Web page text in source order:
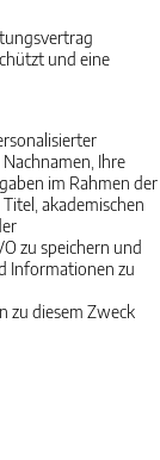
und eine
Ihre
im Rahmen der
akademischen
zu speichern und
Informationen zu
zu diesem Zweck